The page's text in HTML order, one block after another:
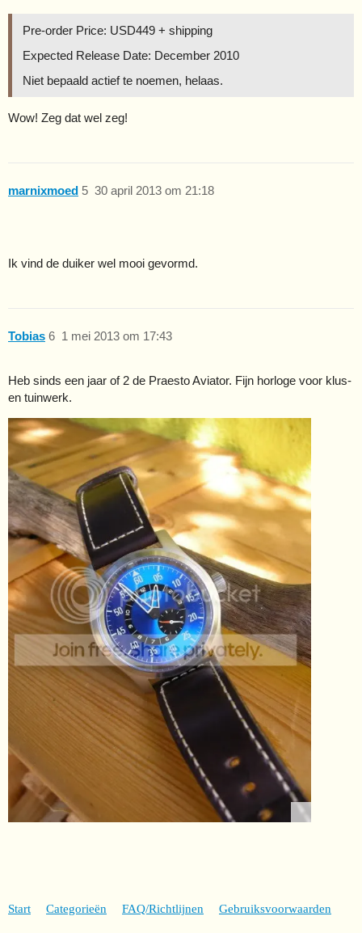
Pre-order Price: USD449 + shipping
Expected Release Date: December 2010
Niet bepaald actief te noemen, helaas.
Wow! Zeg dat wel zeg!
marnixmoed 30 april 2013 om 21:18
5
Ik vind de duiker wel mooi gevormd.
Tobias 1 mei 2013 om 17:43
6
Heb sinds een jaar of 2 de Praesto Aviator. Fijn horloge voor klus-
en tuinwerk.
Start Categorieën FAQ/Richtlijnen Gebruiksvoorwaarden